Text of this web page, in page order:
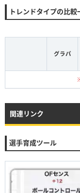
トレンドタイプの比較
グラパ
関連リンク
選手育成ツール